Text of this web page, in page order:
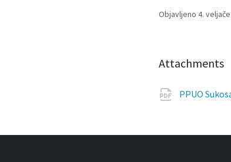
Objavljeno 4.
Attachments
PPUO